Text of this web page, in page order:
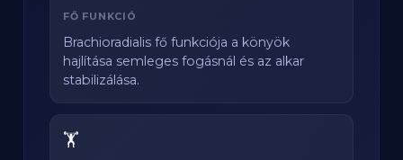
FŐ FUNKCIÓ
Brachioradialis fő funkciója a könyök
hajlítása semleges fogásnál és az alkar
stabilizálása.
🏋️